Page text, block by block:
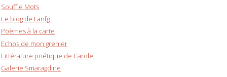
Souffle Mots
Le blog de Fanfg
Poèmes à la carte
Echos de mon grenier
Littérature poétique de Carole
Galerie Smaragdine